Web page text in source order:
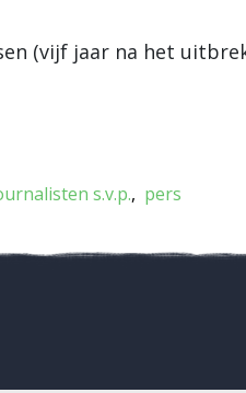
(vijf jaar na het
s.v.p. pers